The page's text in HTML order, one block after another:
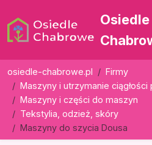
Osiedle
osiedle-chabrowe.pl
Firmy
Maszyny i utrzymanie ciągłości
Maszyny i części do maszyn
Tekstylia, odzież, skóry
Maszyny do szycia Dousa